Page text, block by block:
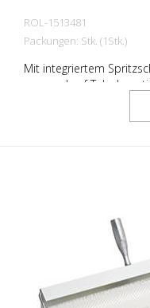
ROL-1513481
Packungen: Stk. (1Stk.)
Mit integriertem
passend auf